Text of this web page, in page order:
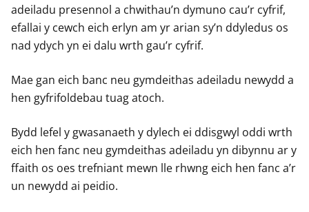
adeiladu presennol a chwithau’n dymuno cau’r cyfrif,
efallai y cewch eich erlyn am yr arian sy’n ddyledus os
nad ydych yn ei dalu wrth gau’r cyfrif.
Mae gan eich banc neu gymdeithas adeiladu newydd a
hen gyfrifoldebau tuag atoch.
Bydd lefel y gwasanaeth y dylech ei ddisgwyl oddi wrth
eich hen fanc neu gymdeithas adeiladu yn dibynnu ar y
ffaith os oes trefniant mewn lle rhwng eich hen fanc a’r
un newydd ai peidio.